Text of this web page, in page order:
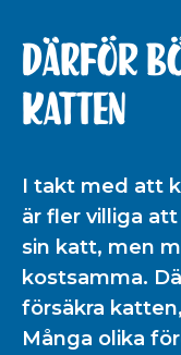
Därför
katten
I takt med att
är fler villiga
sin katt, men
kostsamma.
försäkra
Många olika